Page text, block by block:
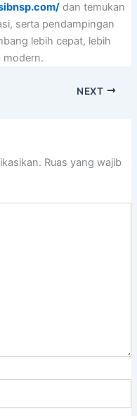
dan temukan
serta pendampingan
lebih cepat, lebih
modern.
NEXT
Ruas yang wajib